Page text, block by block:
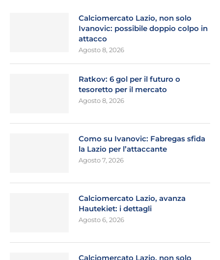
Calciomercato Lazio, non solo
Ivanovic: possibile doppio colpo in
attacco
Agosto 8, 2026
Ratkov: 6 gol per il futuro o
tesoretto per il mercato
Agosto 8, 2026
Como su Ivanovic: Fabregas sfida
la Lazio per l’attaccante
Agosto 7, 2026
Calciomercato Lazio, avanza
Hautekiet: i dettagli
Agosto 6, 2026
Calciomercato Lazio, non solo